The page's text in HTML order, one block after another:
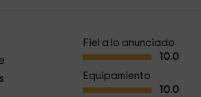
Fiel a lo anunciado
10.0
Equipamiento
10.0